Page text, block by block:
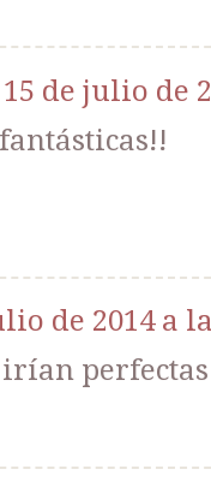
15 de julio de
de 2014 a
irían